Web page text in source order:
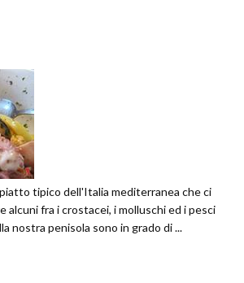
tipico dell'Italia mediterranea che ci
alcuni fra i crostacei, i molluschi ed i pesci
nostra penisola sono in grado di ...